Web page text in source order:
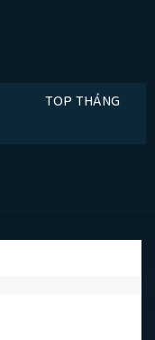
TOP THÁNG